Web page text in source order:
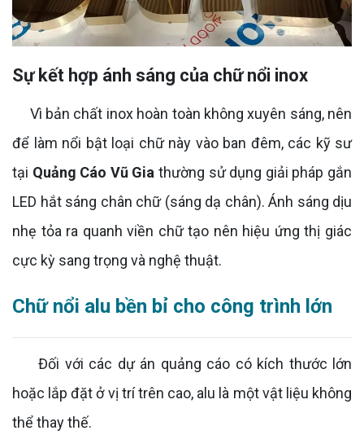
Sự kết hợp ánh sáng của chữ nổi inox
Vì bản chất inox hoàn toàn không xuyên sáng, nên
để làm nổi bật loại chữ này vào ban đêm, các kỹ sư
tại Quảng Cáo Vũ Gia thường sử dụng giải pháp gắn
LED hắt sáng chân chữ (sáng dạ chân). Ánh sáng dịu
nhẹ tỏa ra quanh viền chữ tạo nên hiệu ứng thị giác
cực kỳ sang trọng và nghệ thuật.
Chữ nổi alu bền bỉ cho công trình lớn
Đối với các dự án quảng cáo có kích thước lớn
hoặc lắp đặt ở vị trí trên cao, alu là một vật liệu không
thể thay thế.